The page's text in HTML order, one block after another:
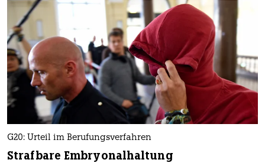
G20: Urteil im Berufungsverfahren
Strafbare Embryonalhaltung